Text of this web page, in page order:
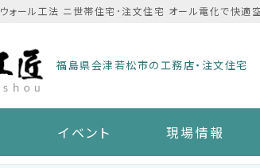
ォール工法 ニ世帯住宅･注文住宅 オール電化で快
福島県会津若松市の工務店・注文住宅
イベント 現場情報